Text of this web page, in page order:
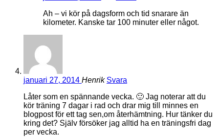
Ah – vi kör på dagsform och tid snarare än
kilometer. Kanske tar 100 minuter eller något.
januari 27, 2014 Henrik Svara
Låter som en spännande vecka. 🙂 Jag noterar att du
kör träning 7 dagar i rad och drar mig till minnes en
blogpost för ett tag sen,om återhämtning. Hur tänker du
kring det? Själv försöker jag alltid ha en träningsfri dag
per vecka.